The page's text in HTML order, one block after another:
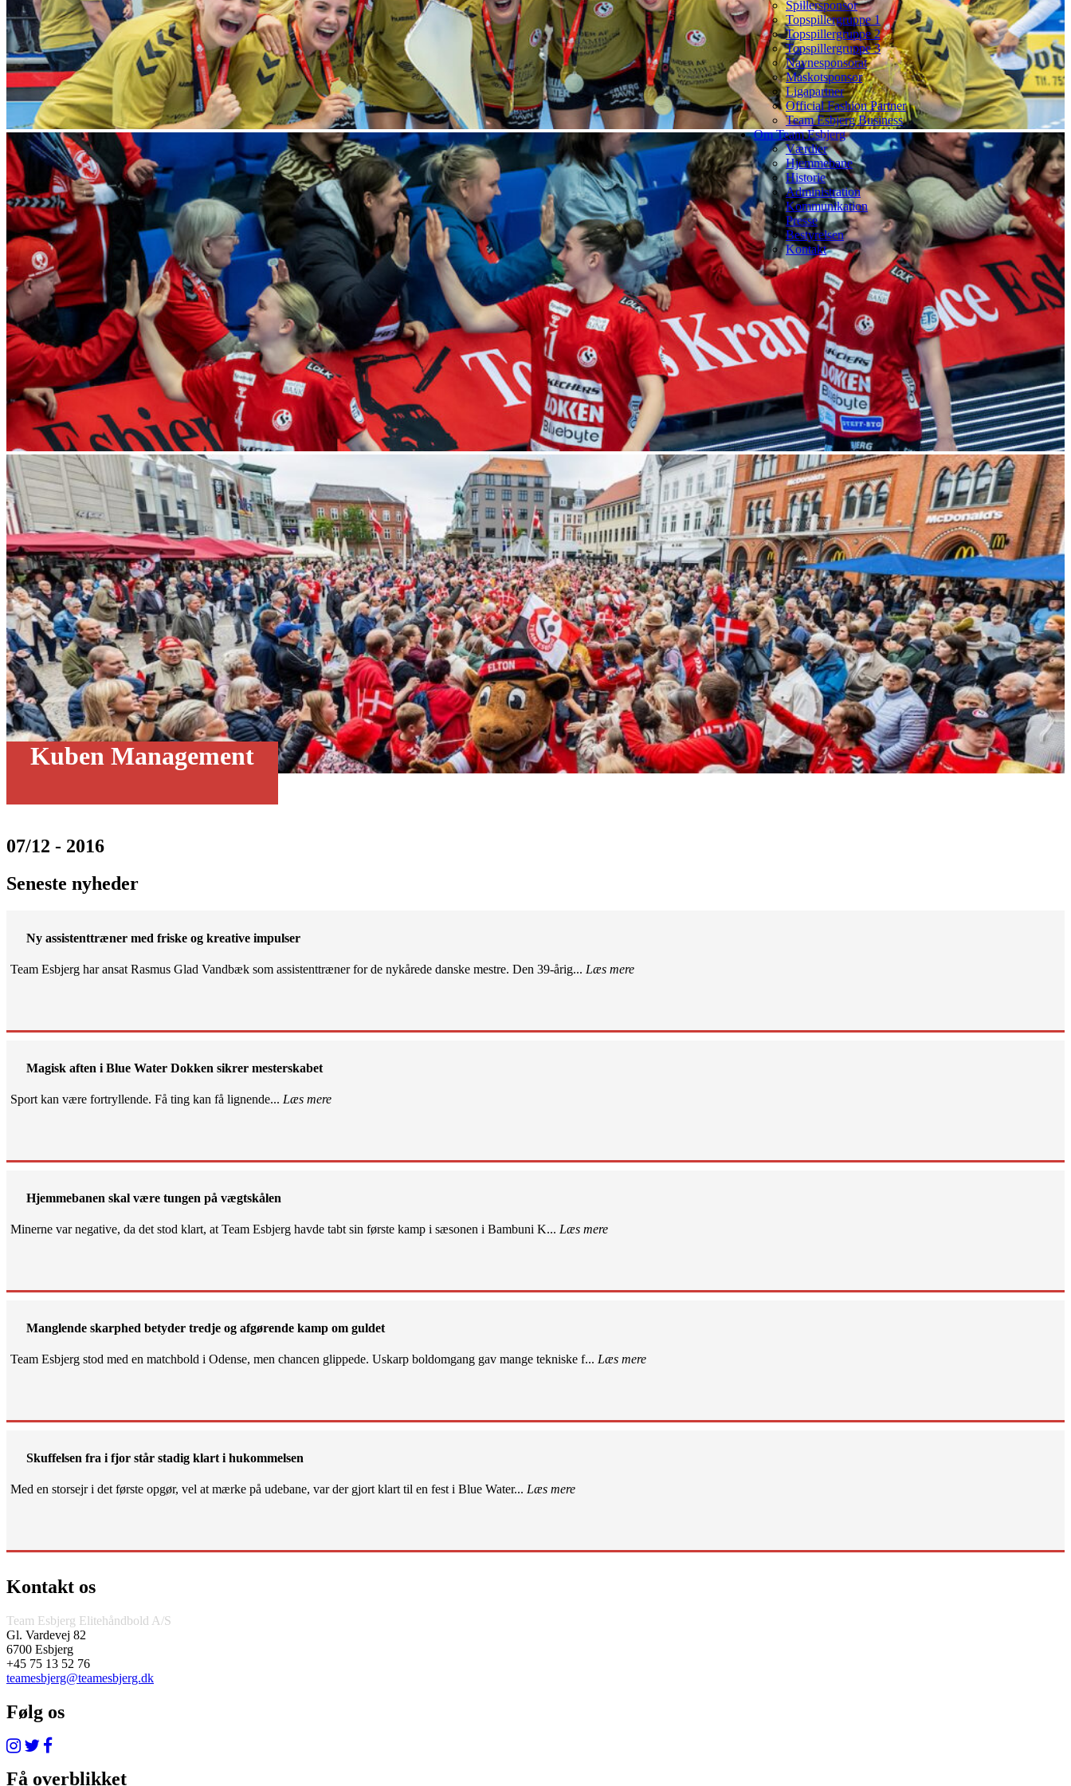
Spillersponsor
Topspillergruppe 1
Topspillergruppe 2
Topspillergruppe 3
Navnesponsorat
Maskotsponsor
Ligapartner
Official Fashion Partner
Team Esbjerg Business
Om Team Esbjerg
Værdier
Hjemmebane
Historie
Administration
Kommunikation
Presse
Bestyrelsen
Kontakt
Kuben Management
07/12 - 2016
Seneste nyheder
Ny assistenttræner med friske og kreative impulser
Team Esbjerg har ansat Rasmus Glad Vandbæk som assistenttræner for de nykårede danske mestre. Den 39-årig... Læs mere
Magisk aften i Blue Water Dokken sikrer mesterskabet
Sport kan være fortryllende. Få ting kan få lignende... Læs mere
Hjemmebanen skal være tungen på vægtskålen
Minerne var negative, da det stod klart, at Team Esbjerg havde tabt sin første kamp i sæsonen i Bambuni K... Læs mere
Manglende skarphed betyder tredje og afgørende kamp om guldet
Team Esbjerg stod med en matchbold i Odense, men chancen glippede. Uskarp boldomgang gav mange tekniske f... Læs mere
Skuffelsen fra i fjor står stadig klart i hukommelsen
Med en storsejr i det første opgør, vel at mærke på udebane, var der gjort klart til en fest i Blue Water... Læs mere
Kontakt os
Team Esbjerg Elitehåndbold A/S
Gl. Vardevej 82
6700 Esbjerg
+45 75 13 52 76
teamesbjerg@teamesbjerg.dk
Følg os
Få overblikket